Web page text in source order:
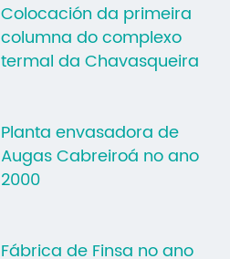
Colocación da primeira
columna do complexo
termal da Chavasqueira
Planta envasadora de
Augas Cabreiroá no ano
2000
Fábrica de Finsa no ano